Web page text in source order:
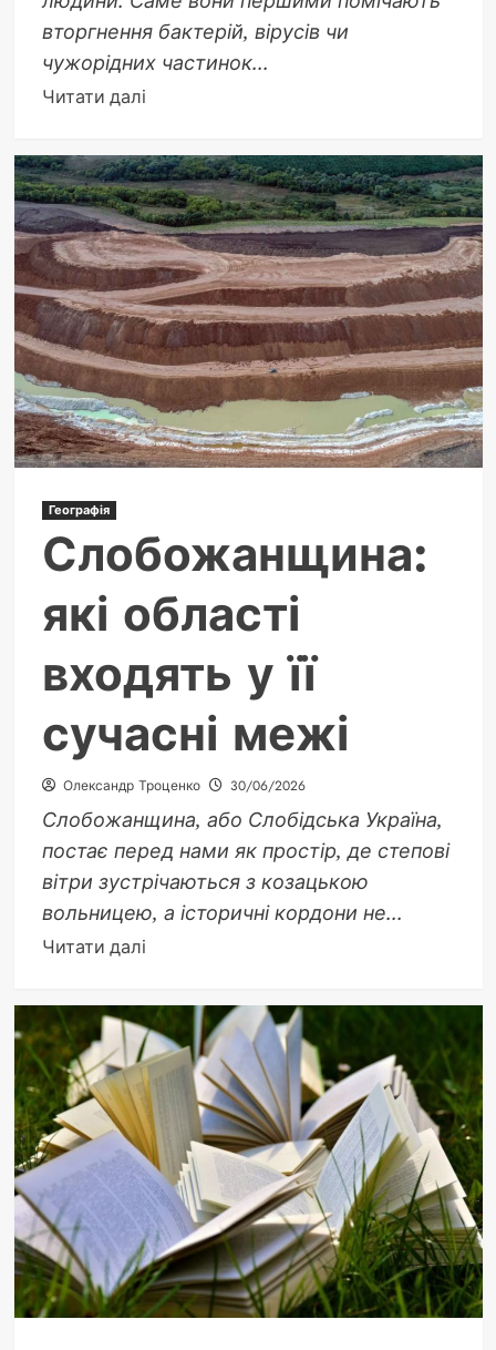
вторгнення бактерій, вірусів чи
чужорідних частинок...
Читати даліДокладніше
Основними
клітинами
імунної
системи
є
лейкоцити:
армія
захисників
вашого
тіла
Географія
Слобожанщина:
які області
входять у її
сучасні межі
Олександр Троценко 30/06/2026
Слобожанщина, або Слобідська Україна,
постає перед нами як простір, де степові
вітри зустрічаються з козацькою
вольницею, а історичні кордони не...
Читати даліДокладніше
Слобожанщина:
які
області
входять
у
її
сучасні
межі